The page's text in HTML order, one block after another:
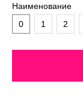
Наименование
0
1 2